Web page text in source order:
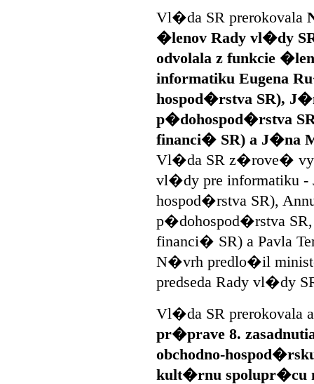
Vl�da SR prerokovala
�lenov Rady vl�dy
odvolala z funkcie
informatiku Eugena
hospod�rstva SR),
p�dohospod�rstva
financi� SR) a J�na
Vl�da SR z�rove�
vl�dy pre informatiku -
hospod�rstva SR),
p�dohospod�rstva
financi� SR) a Pavla
N�vrh predlo�il
predseda Rady vl�dy
Vl�da SR prerokovala
pr�prave 8.
obchodno-
kult�rnu spolupr�cu